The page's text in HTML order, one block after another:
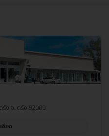
ง จ. ตรัง 92000
อียด